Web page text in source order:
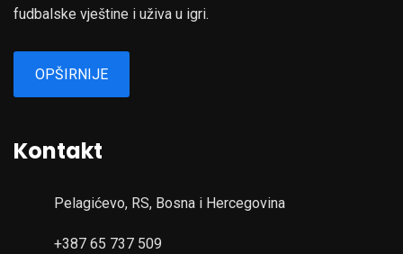
fudbalske vještine i uživa u igri.
OPŠIRNIJE
Kontakt
Pelagićevo, RS, Bosna i Hercegovina
+387 65 737 509